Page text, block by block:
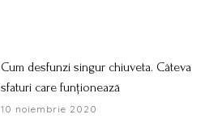
Cum desfunzi singur chiuveta. Câteva
sfaturi care funționează
10 noiembrie 2020